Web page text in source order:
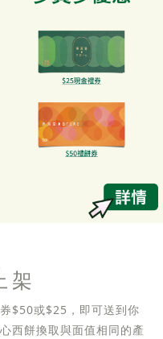
架
$50或$25，即可送到你
西餅換取與面值相同的產